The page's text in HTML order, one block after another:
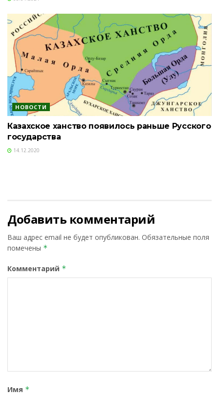
НОВОСТИ
Казахское ханство появилось раньше Русского
государства
14.12.2020
Добавить комментарий
Ваш адрес email не будет опубликован. Обязательные поля
помечены *
Комментарий *
Имя *